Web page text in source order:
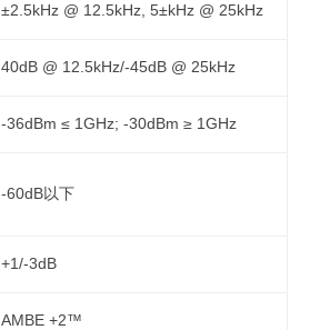
±2.5kHz @ 12.5kHz, 5±kHz @ 25kHz
40dB @ 12.5kHz/-45dB @ 25kHz
-36dBm ≤ 1GHz; -30dBm ≥ 1GHz
-60dB以下
+1/-3dB
AMBE +2™